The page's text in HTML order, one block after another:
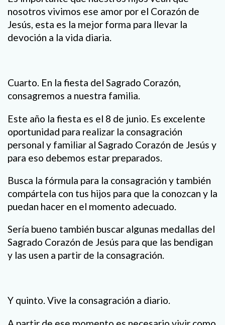
nosotros vivimos ese amor por el Corazón de
Jesús, esta es la mejor forma para llevar la
devoción a la vida diaria.
Cuarto. En la fiesta del Sagrado Corazón,
consagremos a nuestra familia.
Este año la fiesta es el 8 de junio. Es excelente
oportunidad para realizar la consagración
personal y familiar al Sagrado Corazón de Jesús y
para eso debemos estar preparados.
Busca la fórmula para la consagración y también
compártela con tus hijos para que la conozcan y la
puedan hacer en el momento adecuado.
Sería bueno también buscar algunas medallas del
Sagrado Corazón de Jesús para que las bendigan
y las usen a partir de la consagración.
Y quinto. Vive la consagración a diario.